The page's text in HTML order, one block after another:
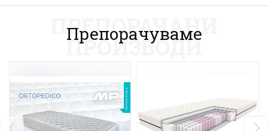
Препорачуваме
ПРЕПОРАЧАНИ
ПРОИЗВОДИ